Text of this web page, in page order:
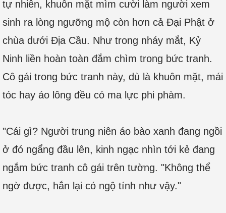
tự nhiên, khuôn mặt mìm cười làm người xem
sinh ra lòng ngưỡng mộ còn hơn cả Đại Phật ở
chùa dưới Địa Cầu. Như trong nháy mắt, Kỷ
Ninh liền hoàn toàn đắm chìm trong bức tranh.
Cô gái trong bức tranh này, dù là khuôn mặt, mái
tóc hay áo lông đều có ma lực phi phàm.
"Cái gì? Người trung niên áo bào xanh đang ngồi
ở đó ngẩng đầu lên, kinh ngạc nhìn tới kẻ đang
ngắm bức tranh cô gái trên tường. "Không thể
ngờ được, hắn lại có ngộ tính như vậy."